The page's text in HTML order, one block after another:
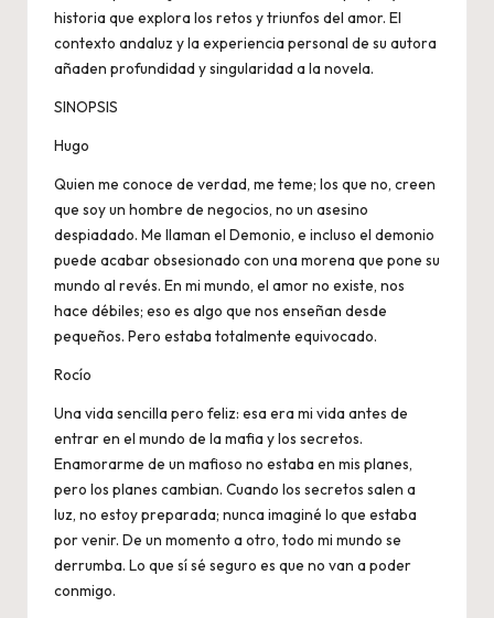
historia que explora los retos y triunfos del amor. El
contexto andaluz y la experiencia personal de su autora
añaden profundidad y singularidad a la novela.
SINOPSIS
Hugo
Quien me conoce de verdad, me teme; los que no, creen
que soy un hombre de negocios, no un asesino
despiadado. Me llaman el Demonio, e incluso el demonio
puede acabar obsesionado con una morena que pone su
mundo al revés. En mi mundo, el amor no existe, nos
hace débiles; eso es algo que nos enseñan desde
pequeños. Pero estaba totalmente equivocado.
Rocío
Una vida sencilla pero feliz: esa era mi vida antes de
entrar en el mundo de la mafia y los secretos.
Enamorarme de un mafioso no estaba en mis planes,
pero los planes cambian. Cuando los secretos salen a
luz, no estoy preparada; nunca imaginé lo que estaba
por venir. De un momento a otro, todo mi mundo se
derrumba. Lo que sí sé seguro es que no van a poder
conmigo.